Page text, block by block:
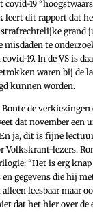
covid-19
leert dit rapport dat
strafrechtelijke grand
te
19. In de VS is
waren bij de
kunnen worden.
de
dat november een
ja, dit is fijne
Volkskrant-lezers.
“Het is erg
gegevens die hij
leesbaar maar
dat het hier over de